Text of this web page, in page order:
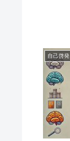
自己啓発